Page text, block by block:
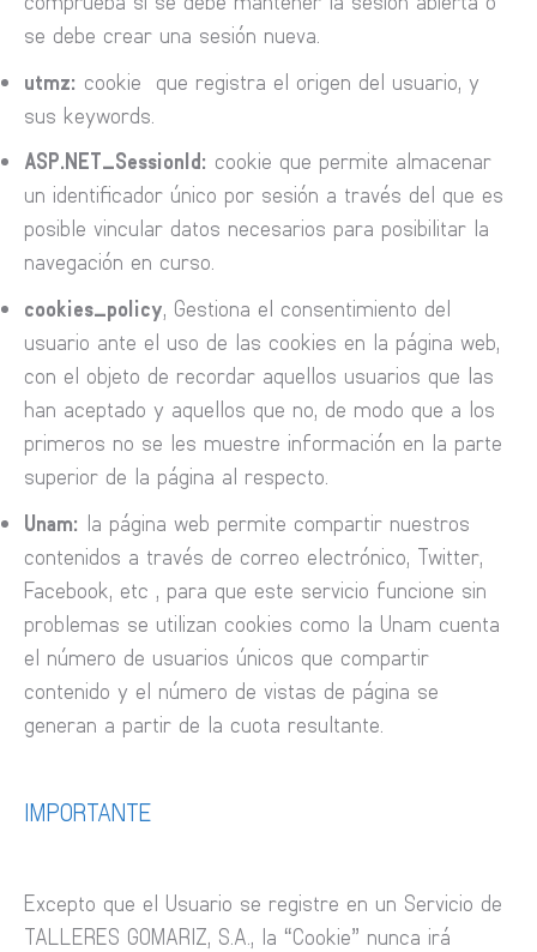
se debe crear una sesión nueva.
utmz: cookie que registra el origen del usuario, y
sus keywords.
ASP.NET_SessionId: cookie que permite almacenar
un identificador único por sesión a través del que es
posible vincular datos necesarios para posibilitar la
navegación en curso.
cookies_policy, Gestiona el consentimiento del
usuario ante el uso de las cookies en la página web,
con el objeto de recordar aquellos usuarios que las
han aceptado y aquellos que no, de modo que a los
primeros no se les muestre información en la parte
superior de la página al respecto.
Unam: la página web permite compartir nuestros
contenidos a través de correo electrónico, Twitter,
Facebook, etc , para que este servicio funcione sin
problemas se utilizan cookies como la Unam cuenta
el número de usuarios únicos que compartir
contenido y el número de vistas de página se
generan a partir de la cuota resultante.
IMPORTANTE
Excepto que el Usuario se registre en un Servicio de
TALLERES GOMARIZ, S.A., la “Cookie” nunca irá